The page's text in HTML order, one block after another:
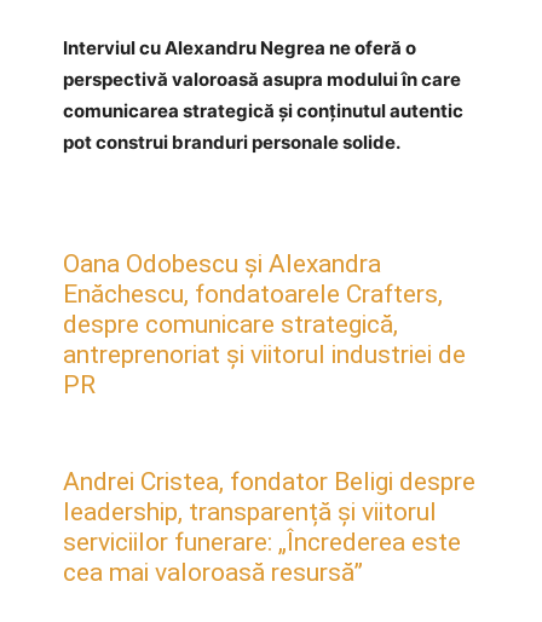
Interviul cu Alexandru Negrea ne oferă o
perspectivă valoroasă asupra modului în care
comunicarea strategică și conținutul autentic
pot construi branduri personale solide.
Oana Odobescu și Alexandra
Enăchescu, fondatoarele Crafters,
despre comunicare strategică,
antreprenoriat și viitorul industriei de
PR
Andrei Cristea, fondator Beligi despre
leadership, transparență și viitorul
serviciilor funerare: „Încrederea este
cea mai valoroasă resursă”